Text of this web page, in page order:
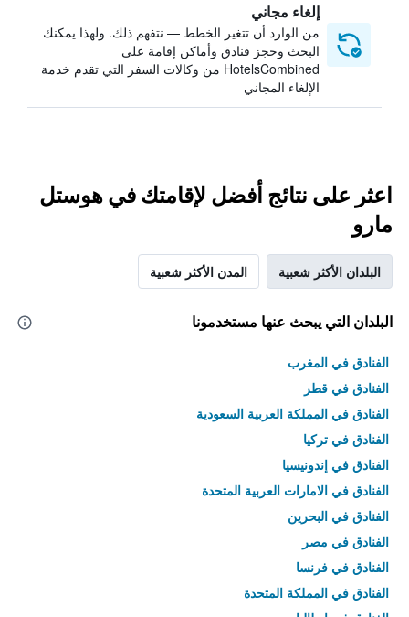
إلغاء مجاني
من الوارد أن تتغير الخطط — نتفهم ذلك. ولهذا يمكنك
البحث وحجز فنادق وأماكن إقامة على
HotelsCombined من وكالات السفر التي تقدم خدمة
الإلغاء المجاني
اعثر على نتائج أفضل لإقامتك في هوستل
مارو
البلدان الأكثر شعبية المدن الأكثر شعبية
البلدان التي يبحث عنها مستخدمونا
الفنادق في المغرب
الفنادق في قطر
الفنادق في المملكة العربية السعودية
الفنادق في تركيا
الفنادق في إندونيسيا
الفنادق في الامارات العربية المتحدة
الفنادق في البحرين
الفنادق في مصر
الفنادق في فرنسا
الفنادق في المملكة المتحدة